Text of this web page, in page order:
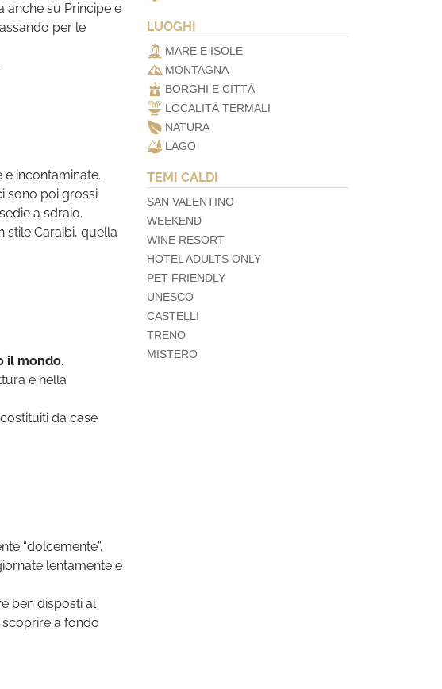
anche su Principe e
per le
incontaminate.
sono poi grossi
a sdraio.
stile Caraibi, quella
il mondo.
e nella
da case
“dolcemente”.
lentamente e
ben disposti al
a fondo
LUOGHI
MARE E ISOLE
MONTAGNA
BORGHI E CITTÀ
LOCALITÀ TERMALI
NATURA
LAGO
TEMI CALDI
SAN VALENTINO
WEEKEND
WINE RESORT
HOTEL ADULTS ONLY
PET FRIENDLY
UNESCO
CASTELLI
TRENO
MISTERO